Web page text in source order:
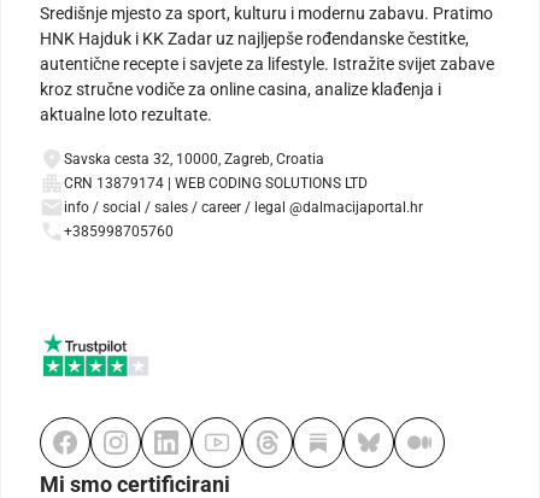
Središnje mjesto za sport, kulturu i modernu zabavu. Pratimo
HNK Hajduk i KK Zadar uz najljepše rođendanske čestitke,
autentične recepte i savjete za lifestyle. Istražite svijet zabave
kroz stručne vodiče za online casina, analize klađenja i
aktualne loto rezultate.
Savska cesta 32, 10000, Zagreb, Croatia
CRN 13879174 | WEB CODING SOLUTIONS LTD
info / social / sales / career / legal @dalmacijaportal.hr
+385998705760
Mi smo certificirani